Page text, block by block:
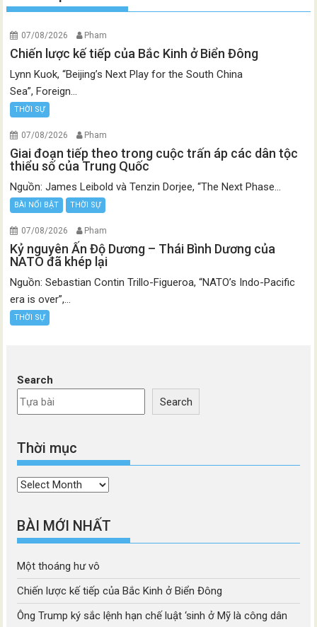
07/08/2026 Pham
Chiến lược kế tiếp của Bắc Kinh ở Biển Đông
Lynn Kuok, “Beijing’s Next Play for the South China
Sea”, Foreign...
THỜI SỰ
07/08/2026 Pham
Giai đoạn tiếp theo trong cuộc trấn áp các dân tộc
thiểu số của Trung Quốc
Nguồn: James Leibold và Tenzin Dorjee, “The Next Phase...
BÀI NỔI BẬT THỜI SỰ
07/08/2026 Pham
Kỷ nguyên Ấn Độ Dương – Thái Bình Dương của
NATO đã khép lại
Nguồn: Sebastian Contin Trillo-Figueroa, “NATO’s Indo-Pacific
era is over”,...
THỜI SỰ
Search
Search
Thời mục
Thời
BÀI MỚI NHẤT
Một thoáng hư vô
Chiến lược kế tiếp của Bắc Kinh ở Biển Đông
Ông Trump ký sắc lệnh hạn chế luật ‘sinh ở Mỹ là công dân